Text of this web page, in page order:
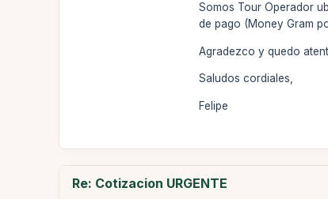
Somos Tour Operador
de pago (Money Gram
Agradezco y quedo
Saludos cordiales,
Felipe
Re: Cotizacion URGENTE